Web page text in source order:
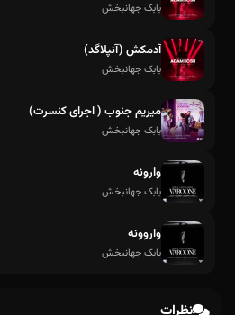
بابک جهانبخش
آدمکش (آنپلاگد)
بابک جهانبخش
میریم جنوب ( اجرای کنسرت)
بابک جهانبخش
وارونه
بابک جهانبخش
واروونه
بابک جهانبخش